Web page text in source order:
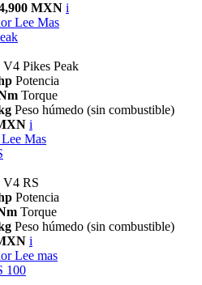
MXN i
Lee Mas
Pikes Peak
Potencia
Torque
Peso húmedo (sin combustible)
i
Lee Mas
V4 RS
Potencia
Torque
Peso húmedo (sin combustible)
i
Lee mas
100